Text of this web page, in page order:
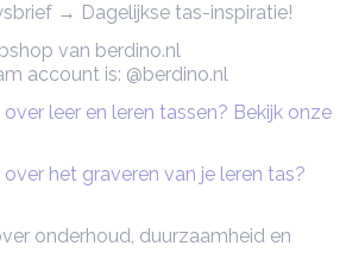
→ Dagelijkse tas-inspiratie!
van berdino.nl
account is: @berdino.nl
leer en leren tassen? Bekijk onze
het graveren van je leren tas?
onderhoud, duurzaamheid en